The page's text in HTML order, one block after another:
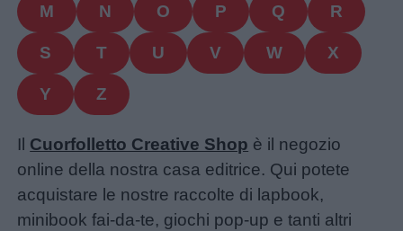
M N O P Q R
S T U V W X
Y Z
Il Cuorfolletto Creative Shop è il negozio
online della nostra casa editrice. Qui potete
acquistare le nostre raccolte di lapbook,
minibook fai-da-te, giochi pop-up e tanti altri